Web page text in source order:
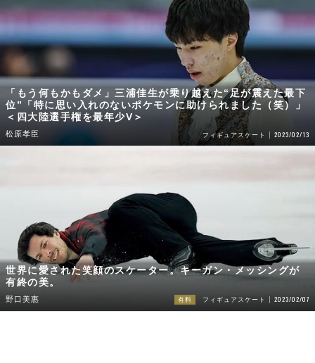
「もう何もかもダメ」三浦佳生が乗り越えた“足が震えた最下
位”「特に思い入れのないポケモンに助けられました（笑）」
＜四大陸選手権を最年少V＞
松原孝臣 フィギュアスケート 2023/02/13
世界に愛された笑顔のスケーター。キーガン・メッシングが
有終の美。
野口美惠 有料 フィギュアスケート 2023/02/07